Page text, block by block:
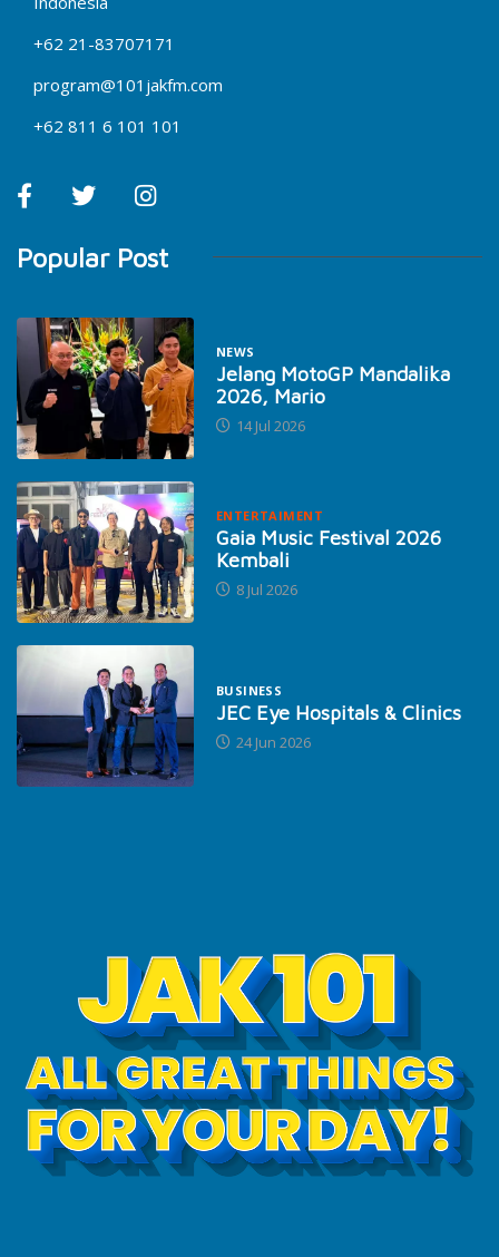
+62 21-83707171
program@101jakfm.com
+62 811 6 101 101
Popular Post
NEWS
Jelang MotoGP Mandalika
2026, Mario
14 Jul 2026
ENTERTAIMENT
Gaia Music Festival 2026
Kembali
8 Jul 2026
BUSINESS
JEC Eye Hospitals & Clinics
24 Jun 2026